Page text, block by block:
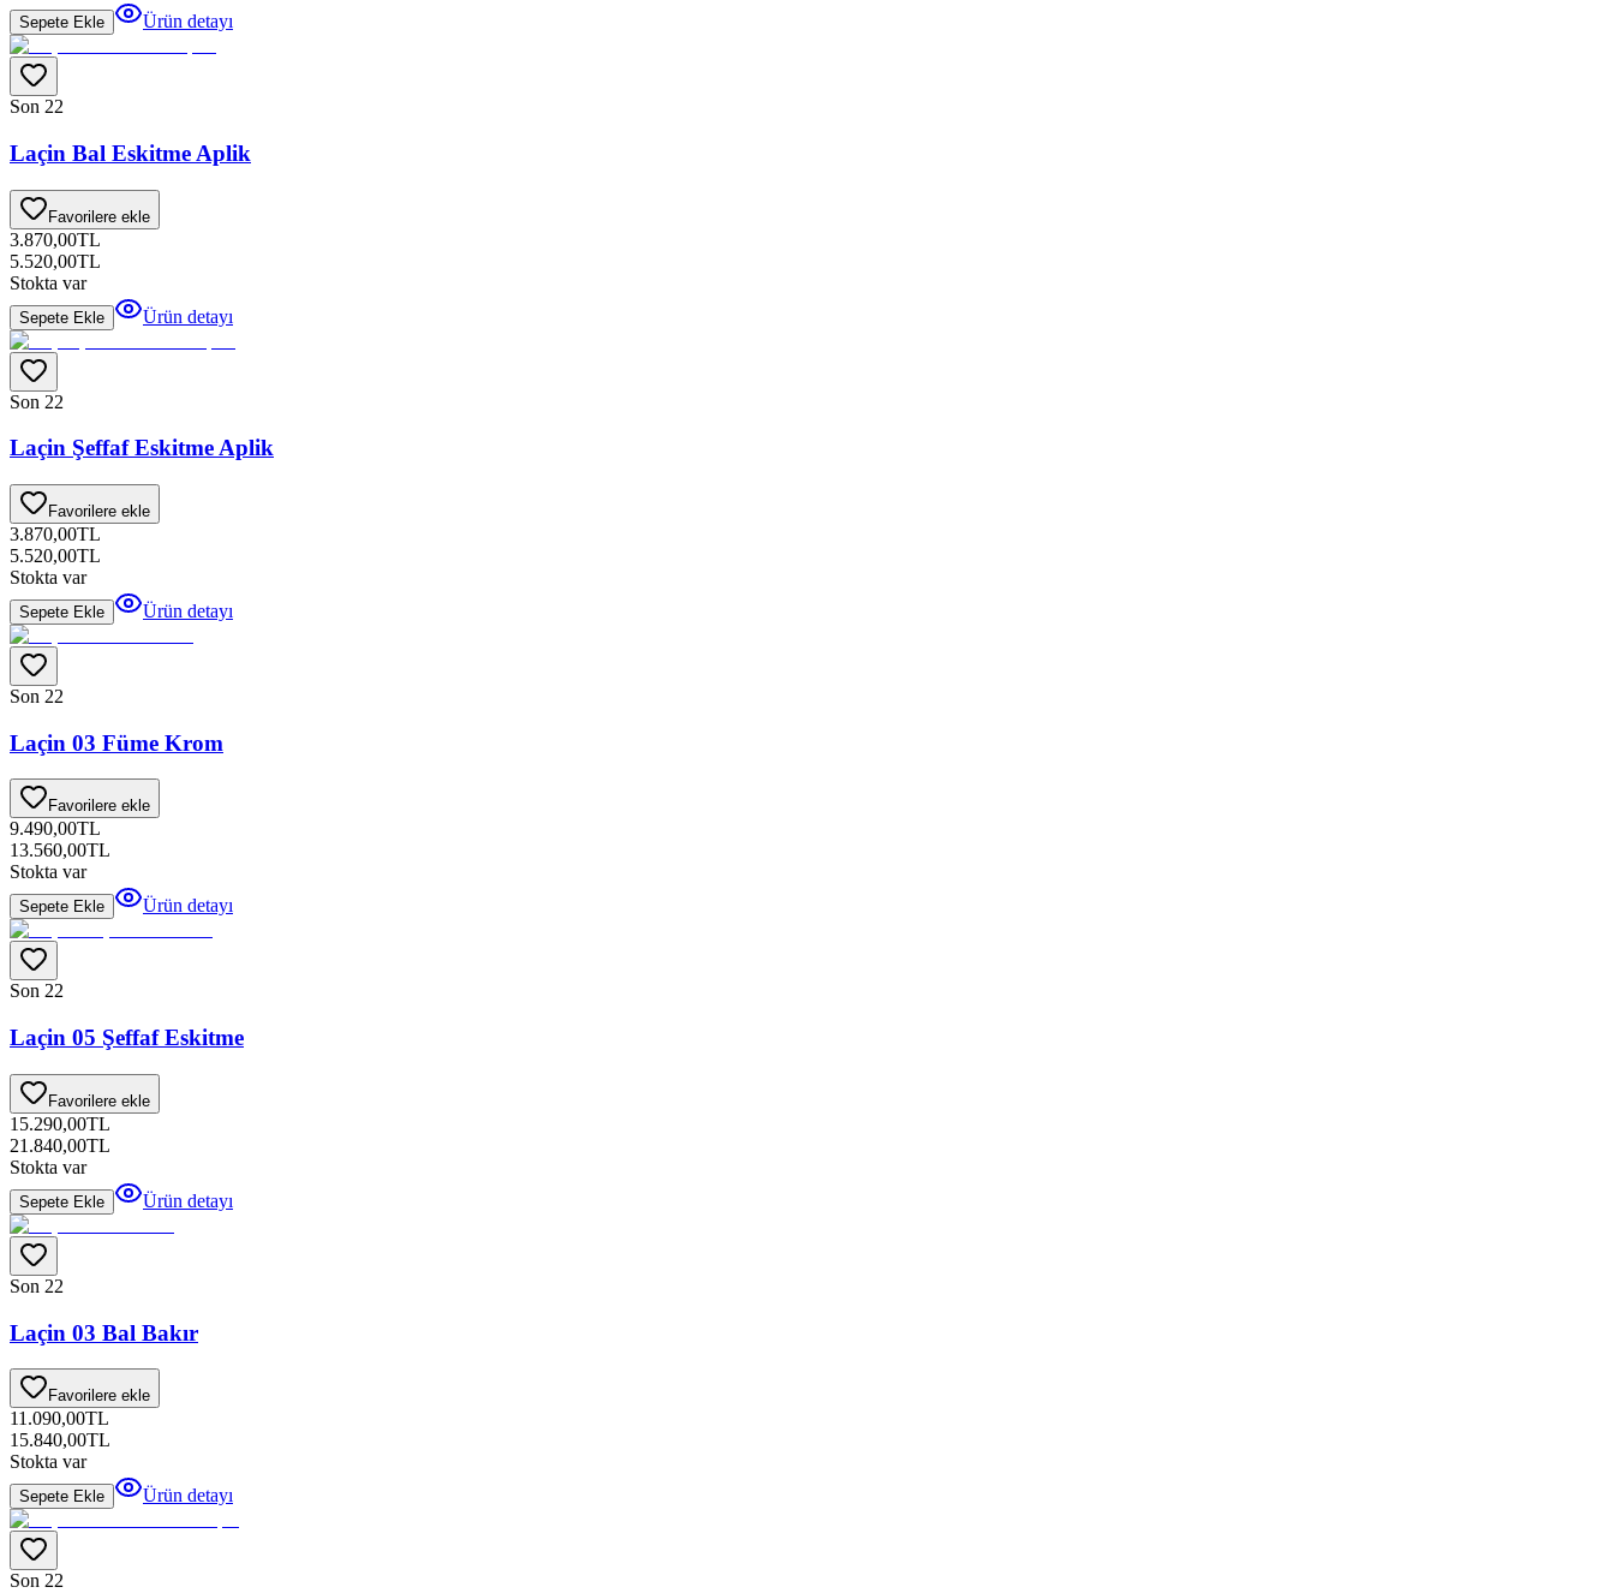
Sepete Ekle Ürün detayı
Son 22
Laçin Bal Eskitme Aplik
Favorilere ekle
3.870,00TL
5.520,00TL
Stokta var
Sepete Ekle Ürün detayı
Son 22
Laçin Şeffaf Eskitme Aplik
Favorilere ekle
3.870,00TL
5.520,00TL
Stokta var
Sepete Ekle Ürün detayı
Son 22
Laçin 03 Füme Krom
Favorilere ekle
9.490,00TL
13.560,00TL
Stokta var
Sepete Ekle Ürün detayı
Son 22
Laçin 05 Şeffaf Eskitme
Favorilere ekle
15.290,00TL
21.840,00TL
Stokta var
Sepete Ekle Ürün detayı
Son 22
Laçin 03 Bal Bakır
Favorilere ekle
11.090,00TL
15.840,00TL
Stokta var
Sepete Ekle Ürün detayı
Son 22